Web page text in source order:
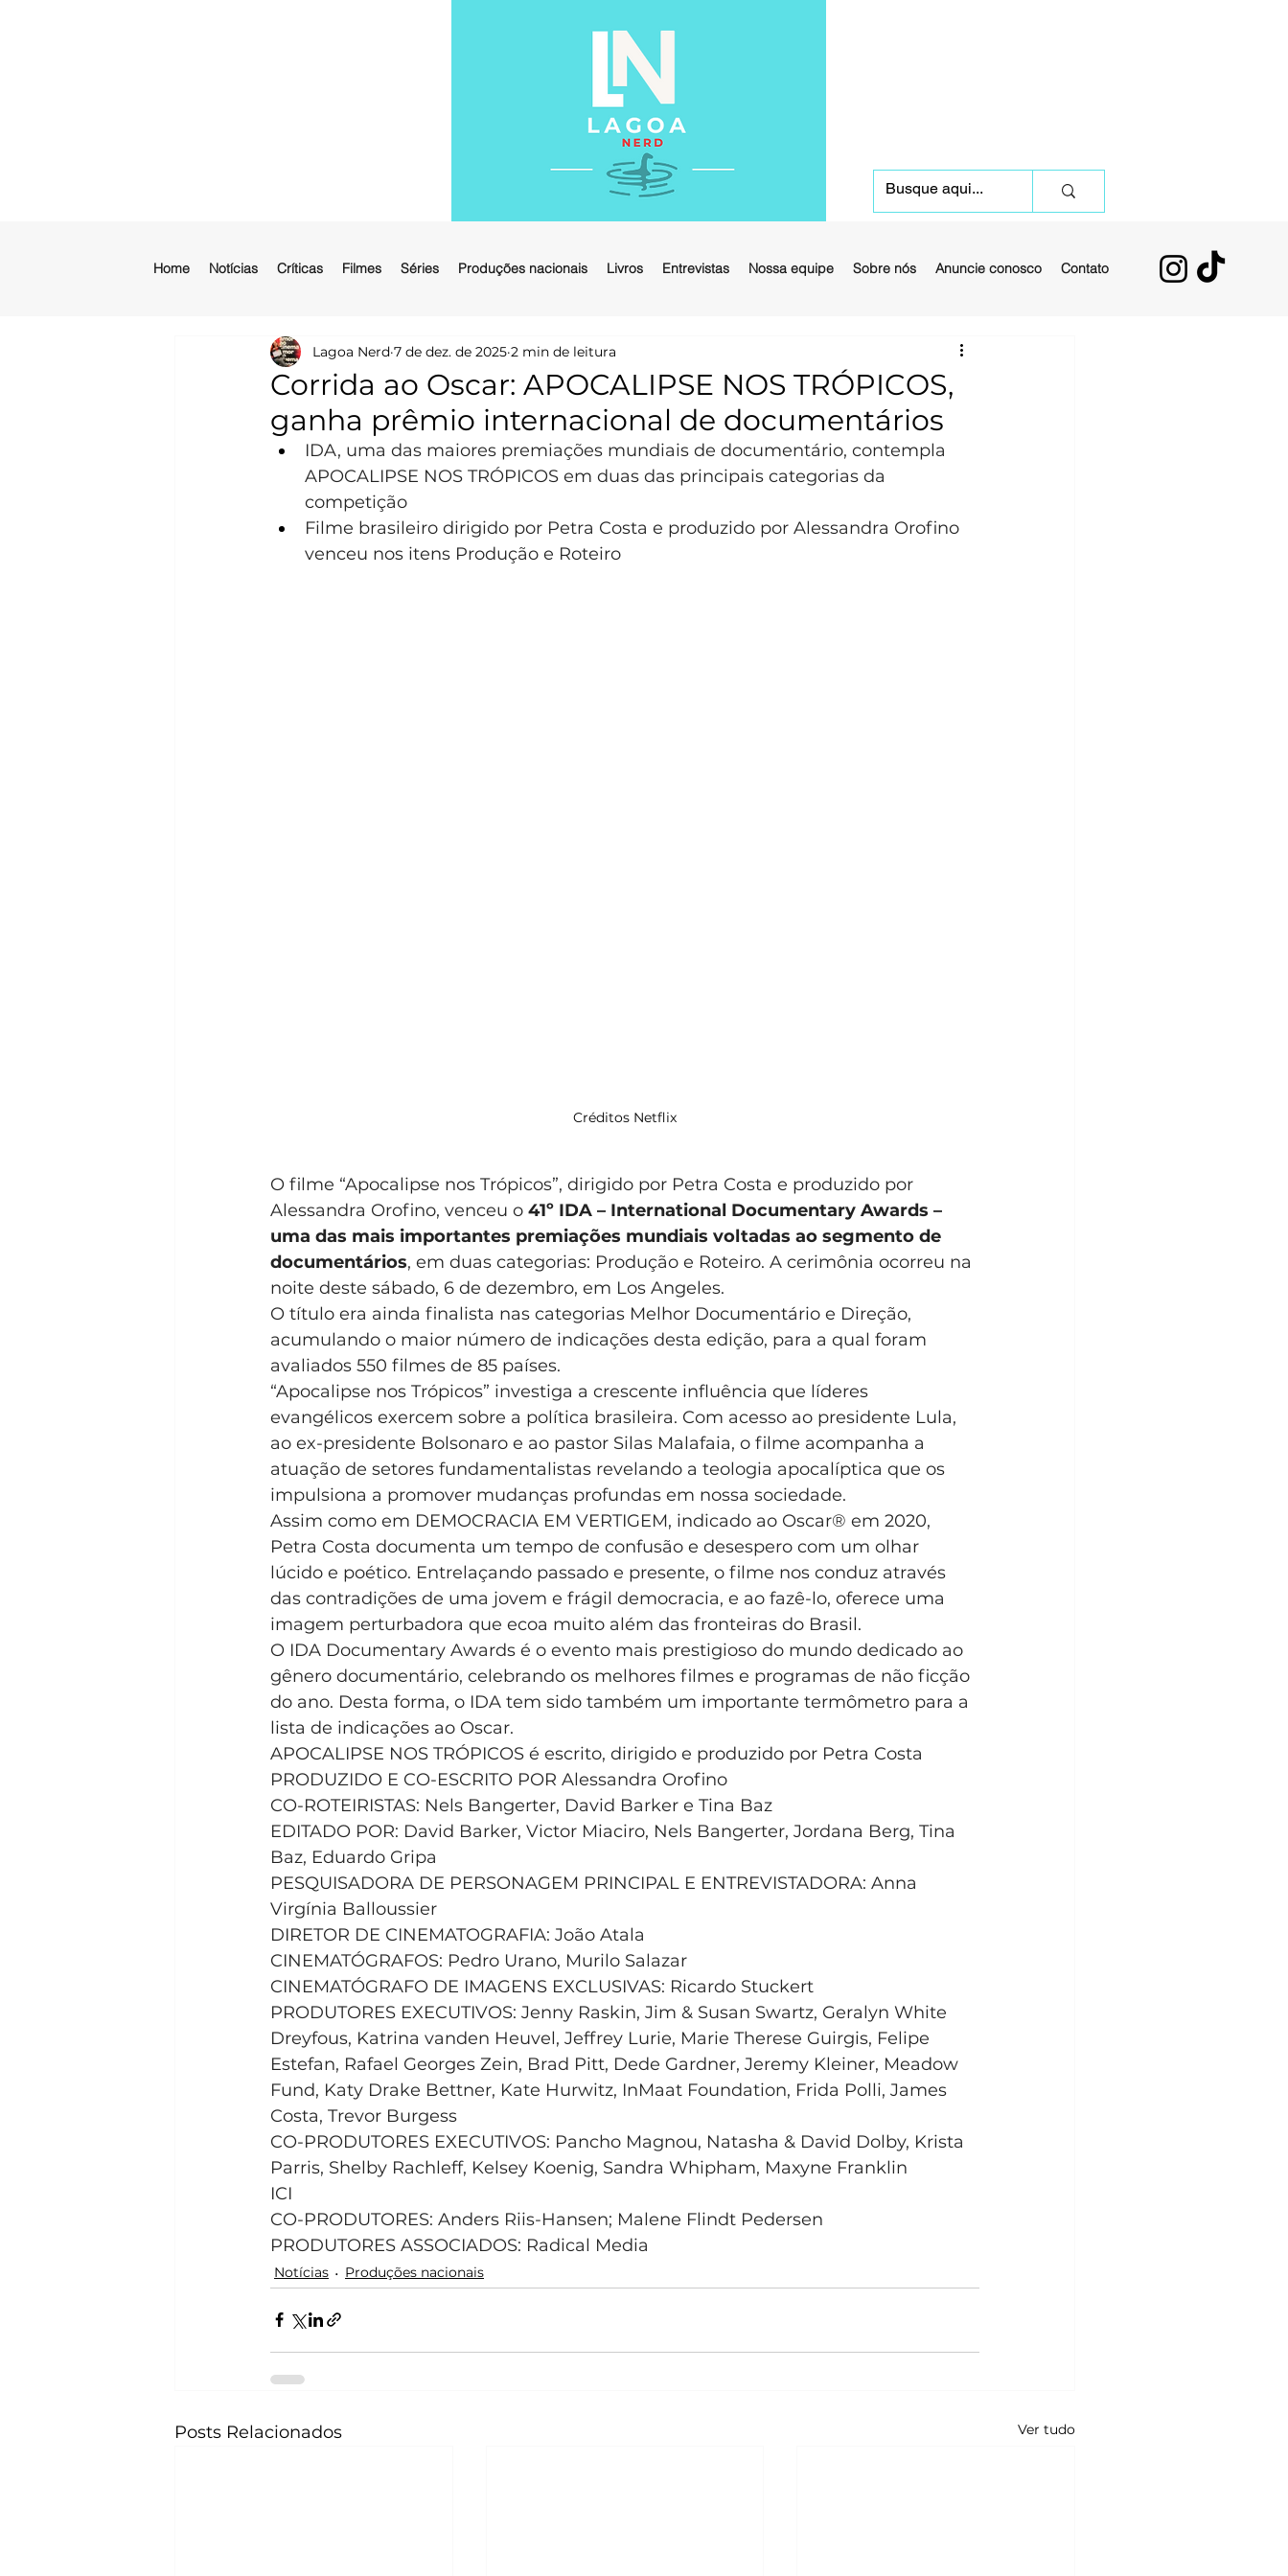
Home Notícias Críticas Filmes Séries Produções nacionais Livros Entrevistas Nossa equipe Sobre nós Anuncie conosco Contato
Corrida ao Oscar: APOCALIPSE NOS TRÓPICOS,
ganha prêmio internacional de documentários
Lagoa Nerd 7 de dez. de 2025 2 min de leitura
IDA, uma das maiores premiações mundiais de documentário, contempla
APOCALIPSE NOS TRÓPICOS em duas das principais categorias da
competição
Filme brasileiro dirigido por Petra Costa e produzido por Alessandra Orofino
venceu nos itens Produção e Roteiro
Créditos Netflix
O filme “Apocalipse nos Trópicos”, dirigido por Petra Costa e produzido por
Alessandra Orofino, venceu o 41º IDA – International Documentary Awards –
uma das mais importantes premiações mundiais voltadas ao segmento de
documentários, em duas categorias: Produção e Roteiro. A cerimônia ocorreu na
noite deste sábado, 6 de dezembro, em Los Angeles.
O título era ainda finalista nas categorias Melhor Documentário e Direção,
acumulando o maior número de indicações desta edição, para a qual foram
avaliados 550 filmes de 85 países.
“Apocalipse nos Trópicos” investiga a crescente influência que líderes
evangélicos exercem sobre a política brasileira. Com acesso ao presidente Lula,
ao ex-presidente Bolsonaro e ao pastor Silas Malafaia, o filme acompanha a
atuação de setores fundamentalistas revelando a teologia apocalíptica que os
impulsiona a promover mudanças profundas em nossa sociedade.
Assim como em DEMOCRACIA EM VERTIGEM, indicado ao Oscar® em 2020,
Petra Costa documenta um tempo de confusão e desespero com um olhar
lúcido e poético. Entrelaçando passado e presente, o filme nos conduz através
das contradições de uma jovem e frágil democracia, e ao fazê-lo, oferece uma
imagem perturbadora que ecoa muito além das fronteiras do Brasil.
O IDA Documentary Awards é o evento mais prestigioso do mundo dedicado ao
gênero documentário, celebrando os melhores filmes e programas de não ficção
do ano. Desta forma, o IDA tem sido também um importante termômetro para a
lista de indicações ao Oscar.
APOCALIPSE NOS TRÓPICOS é escrito, dirigido e produzido por Petra Costa
PRODUZIDO E CO-ESCRITO POR Alessandra Orofino
CO-ROTEIRISTAS: Nels Bangerter, David Barker e Tina Baz
EDITADO POR: David Barker, Victor Miaciro, Nels Bangerter, Jordana Berg, Tina
Baz, Eduardo Gripa
PESQUISADORA DE PERSONAGEM PRINCIPAL E ENTREVISTADORA: Anna
Virgínia Balloussier
DIRETOR DE CINEMATOGRAFIA: João Atala
CINEMATÓGRAFOS: Pedro Urano, Murilo Salazar
CINEMATÓGRAFO DE IMAGENS EXCLUSIVAS: Ricardo Stuckert
PRODUTORES EXECUTIVOS: Jenny Raskin, Jim & Susan Swartz, Geralyn White
Dreyfous, Katrina vanden Heuvel, Jeffrey Lurie, Marie Therese Guirgis, Felipe
Estefan, Rafael Georges Zein, Brad Pitt, Dede Gardner, Jeremy Kleiner, Meadow
Fund, Katy Drake Bettner, Kate Hurwitz, InMaat Foundation, Frida Polli, James
Costa, Trevor Burgess
CO-PRODUTORES EXECUTIVOS: Pancho Magnou, Natasha & David Dolby, Krista
Parris, Shelby Rachleff, Kelsey Koenig, Sandra Whipham, Maxyne Franklin
ICI
CO-PRODUTORES: Anders Riis-Hansen; Malene Flindt Pedersen
PRODUTORES ASSOCIADOS: Radical Media
Notícias Produções nacionais
Posts Relacionados Ver tudo